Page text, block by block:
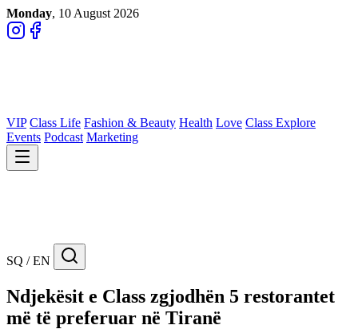
Monday, 10 August 2026
VIP Class Life Fashion & Beauty Health Love Class Explore
Events Podcast Marketing
SQ / EN
Ndjekësit e Class zgjodhën 5 restorantet
më të preferuar në Tiranë